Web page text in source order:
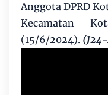
Anggota DPRD
Kecamatan
(15/6/2024).